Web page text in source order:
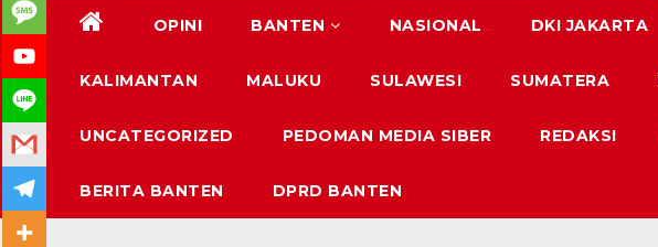
OPINI BANTEN NASIONAL DKI JAKARTA
KALIMANTAN MALUKU SULAWESI SUMATERA
UNCATEGORIZED PEDOMAN MEDIA SIBER REDAKSI
BERITA BANTEN DPRD BANTEN